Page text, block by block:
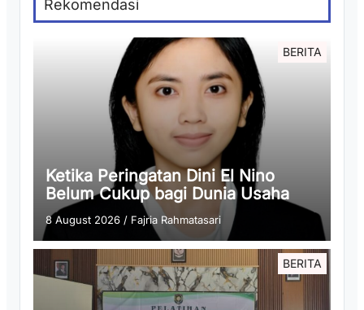
Rekomendasi
BERITA
Ketika Peringatan Dini El Nino
Belum Cukup bagi Dunia Usaha
8 August 2026 / Fajria Rahmatasari
BERITA